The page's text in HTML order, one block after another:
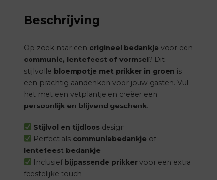
Beschrijving
Op zoek naar een origineel bedankje voor een
communie, lentefeest of vormsel? Dit
stijlvolle bloempotje met prikker in groen is
een prachtig aandenken voor jouw gasten. Vul
het met een vetplantje en creëer een
persoonlijk en blijvend geschenk.
Stijlvol en tijdloos design
Perfect als communiebedankje of
lentefeest bedankje
Inclusief bijpassende prikker voor een extra
feestelijke touch